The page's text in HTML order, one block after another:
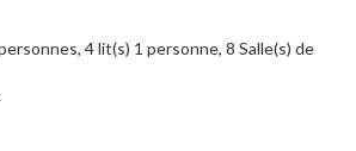
4 lit(s) 1 personne, 8 Salle(s) de